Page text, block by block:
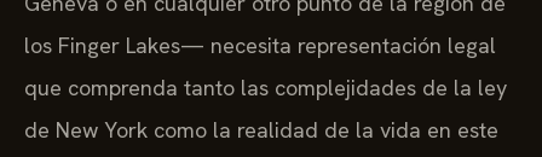
los Finger Lakes— necesita representación legal
que comprenda tanto las complejidades de la ley
de New York como la realidad de la vida en este